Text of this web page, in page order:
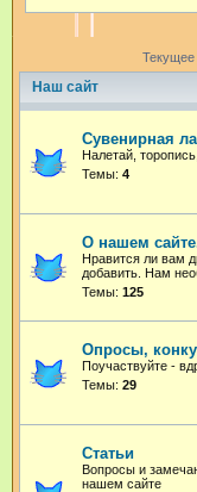
Текущее
Наш сайт
Сувенирная
Налетай,
Темы: 4
О нашем
Нравится ли вам
добавить. Нам
Темы: 125
Опросы,
Поучаствуйте -
Темы: 29
Статьи
Вопросы и
нашем сайте